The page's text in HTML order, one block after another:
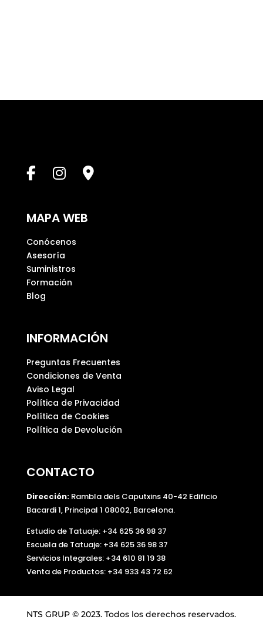
c
a
o
a
c
í
o
.
MAPA WEB
Conócenos
Asesoría
Suministros
Formación
Blog
INFORMACIÓN
Preguntas Frecuentes
Condiciones de Venta
Aviso Legal
Política de Privacidad
Política de Cookies
Política de Devolución
CONTACTO
Dirección:Rambla dels Caputxins 40-42 Edificio
Bacardi 1, Principal 1 08002, Barcelona.
Estudio de Tatuaje: +34 625 36 98 37
Escuela de Tatuaje: +34 625 36 98 37
Servicios Integrales: +34 610 81 19 38
Venta de Productos: +34 933 43 72 62
NTS GRUP © 2023. Todos los derechos reservados.